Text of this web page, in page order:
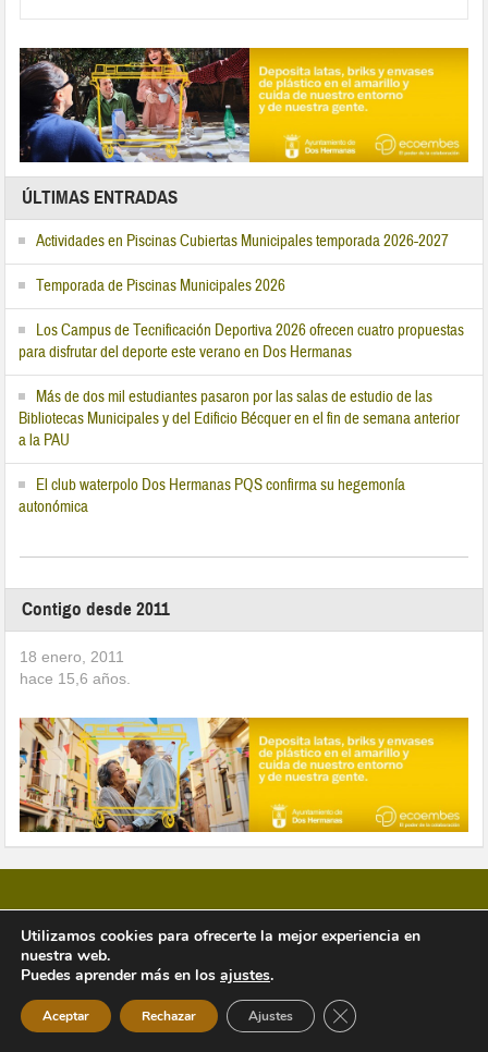
ÚLTIMAS ENTRADAS
Actividades en Piscinas Cubiertas Municipales temporada 2026-2027
Temporada de Piscinas Municipales 2026
Los Campus de Tecnificación Deportiva 2026 ofrecen cuatro propuestas
para disfrutar del deporte este verano en Dos Hermanas
Más de dos mil estudiantes pasaron por las salas de estudio de las
Bibliotecas Municipales y del Edificio Bécquer en el fin de semana anterior
a la PAU
El club waterpolo Dos Hermanas PQS confirma su hegemonía
autonómica
Contigo desde 2011
18 enero, 2011
hace 15,6 años.
Copyright © 2026 Vivir en Montequinto Periódico Digital
Utilizamos cookies para ofrecerte la mejor experiencia en
nuestra web.
Puedes aprender más en los ajustes.
Aceptar Rechazar Ajustes Cerrar el banner de